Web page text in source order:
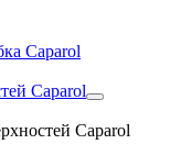
Caparol
Caparol
Caparol